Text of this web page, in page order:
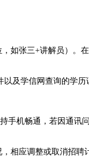
如张三+讲解员）。
学信网查询的学历
机畅通，若因通讯
相应调整或取消招聘